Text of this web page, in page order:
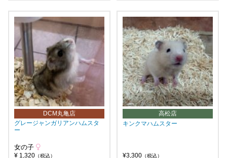
DCM丸亀店
グレージャンガリアンハムスタ
ー
女の子
¥ 1,320 （税込）
高松店
キンクマハムスター
¥3,300 （税込）